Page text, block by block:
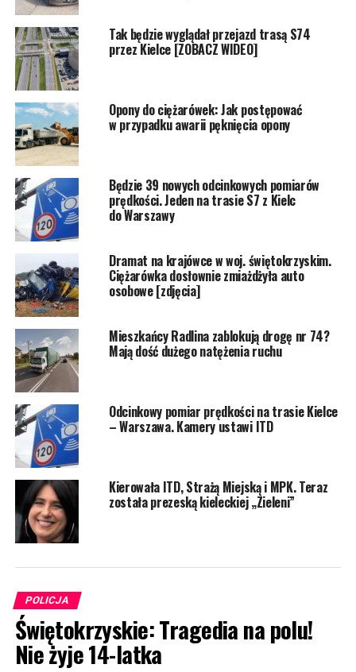
Tak będzie wyglądał przejazd trasą S74
przez Kielce [ZOBACZ WIDEO]
Opony do ciężarówek: Jak postępować
w przypadku awarii pęknięcia opony
Będzie 39 nowych odcinkowych pomiarów
prędkości. Jeden na trasie S7 z Kielc
do Warszawy
Dramat na krajówce w woj. świętokrzyskim.
Ciężarówka dosłownie zmiażdżyła auto
osobowe [zdjęcia]
Mieszkańcy Radlina zablokują drogę nr 74?
Mają dość dużego natężenia ruchu
Odcinkowy pomiar prędkości na trasie Kielce
– Warszawa. Kamery ustawi ITD
Kierowała ITD, Strażą Miejską i MPK. Teraz
została prezeską kieleckiej „Zieleni”
POLICJA
Świętokrzyskie: Tragedia na polu!
Nie żyje 14-latka